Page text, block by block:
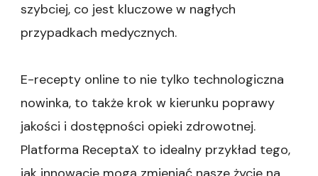
szybciej, co jest kluczowe w nagłych
przypadkach medycznych.
E-recepty online to nie tylko technologiczna
nowinka, to także krok w kierunku poprawy
jakości i dostępności opieki zdrowotnej.
Platforma ReceptaX to idealny przykład tego,